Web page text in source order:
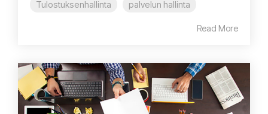
Tulostuksenhallinta
palvelun hallinta
Read More